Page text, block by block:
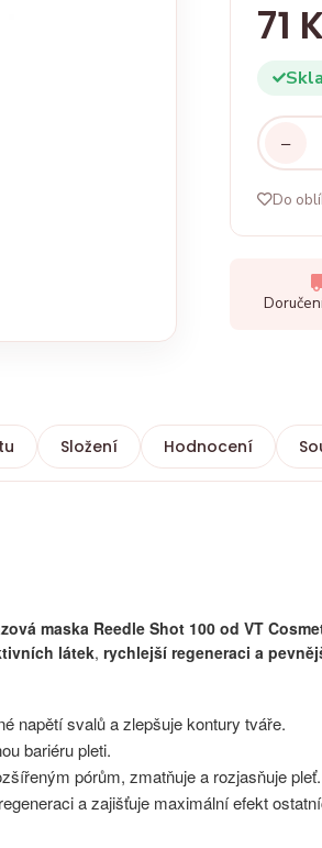
71
−
Do
Složení Hodnocení
maska Reedle Shot 100 od VT
látek, rychlejší regeneraci a
napětí svalů a zlepšuje kontury tváře.
bariéru pleti.
pórům, zmatňuje a rozjasňuje pleť.
a zajišťuje maximální efekt